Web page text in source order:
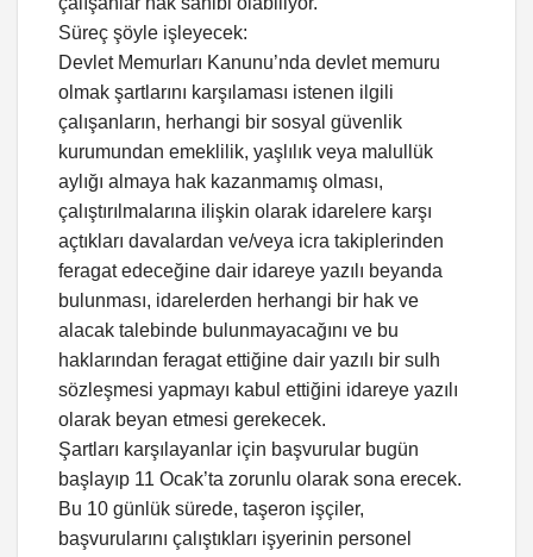
Süreç şöyle işleyecek:
Devlet Memurları Kanunu’nda devlet memuru
olmak şartlarını karşılaması istenen ilgili
çalışanların, herhangi bir sosyal güvenlik
kurumundan emeklilik, yaşlılık veya malullük
aylığı almaya hak kazanmamış olması,
çalıştırılmalarına ilişkin olarak idarelere karşı
açtıkları davalardan ve/veya icra takiplerinden
feragat edeceğine dair idareye yazılı beyanda
bulunması, idarelerden herhangi bir hak ve
alacak talebinde bulunmayacağını ve bu
haklarından feragat ettiğine dair yazılı bir sulh
sözleşmesi yapmayı kabul ettiğini idareye yazılı
olarak beyan etmesi gerekecek.
Şartları karşılayanlar için başvurular bugün
başlayıp 11 Ocak’ta zorunlu olarak sona erecek.
Bu 10 günlük sürede, taşeron işçiler,
başvurularını çalıştıkları işyerinin personel